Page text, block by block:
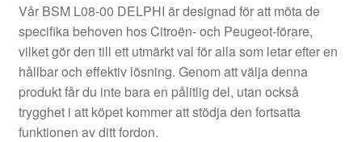
Reklamationsprocedur
Transport
Vagn
Vår BSM L08-00 DELPHI är designad för att möta de
specifika behoven hos Citroën- och Peugeot-förare,
vilket gör den till ett utmärkt val för alla som letar efter en
hållbar och effektiv lösning. Genom att välja denna
produkt får du inte bara en pålitlig del, utan också
trygghet i att köpet kommer att stödja den fortsatta
funktionen av ditt fordon.